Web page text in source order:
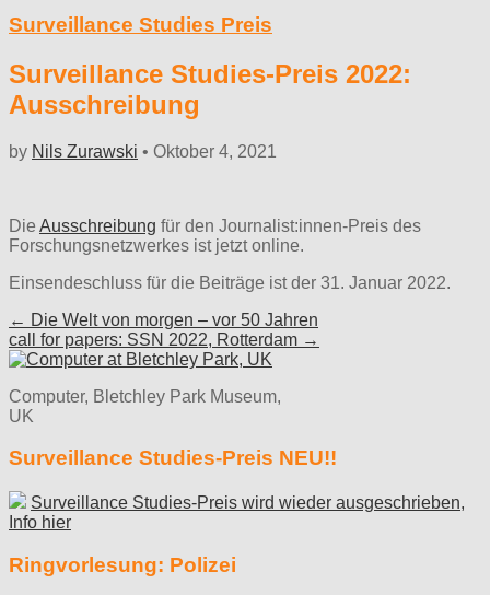
Surveillance Studies Preis
Surveillance Studies-Preis 2022:
Ausschreibung
by Nils Zurawski • Oktober 4, 2021
Die Ausschreibung für den Journalist:innen-Preis des
Forschungsnetzwerkes ist jetzt online.
Einsendeschluss für die Beiträge ist der 31. Januar 2022.
Post
navigation
← Die Welt von morgen – vor 50 Jahren
call for papers: SSN 2022, Rotterdam →
Computer, Bletchley Park Museum,
UK
Surveillance Studies-Preis NEU!!
Surveillance Studies-Preis wird wieder ausgeschrieben,
Info hier
Ringvorlesung: Polizei